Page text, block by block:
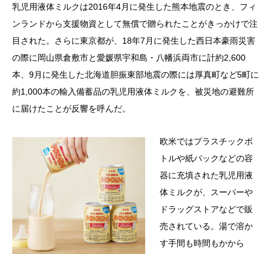
乳児用液体ミルクは2016年4月に発生した熊本地震のとき、フィ
ンランドから支援物資として無償で贈られたことがきっかけで注
目された。さらに東京都が、18年7月に発生した西日本豪雨災害
の際に岡山県倉敷市と愛媛県宇和島・八幡浜両市に計約2,600
本、9月に発生した北海道胆振東部地震の際には厚真町など5町に
約1,000本の輸入備蓄品の乳児用液体ミルクを、被災地の避難所
に届けたことが反響を呼んだ。
欧米ではプラスチックボ
トルや紙パックなどの容
器に充填された乳児用液
体ミルクが、スーパーや
ドラッグストアなどで販
売されている。湯で溶か
す手間も時間もかから